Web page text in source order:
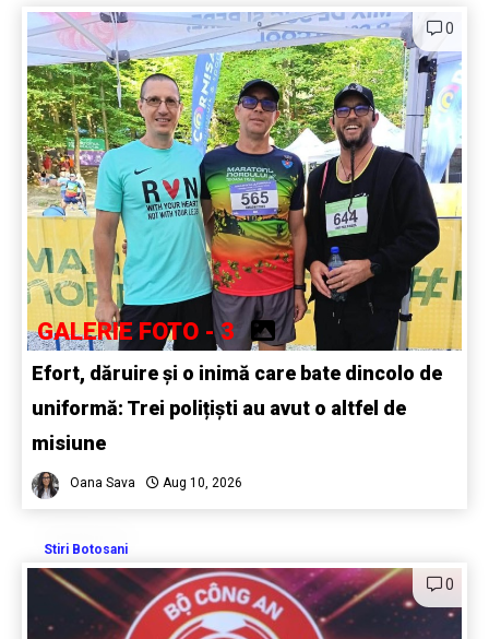
0
GALERIE FOTO - 3
Efort, dăruire și o inimă care bate dincolo de
uniformă: Trei polițiști au avut o altfel de
misiune
Oana Sava Aug 10, 2026
Stiri Botosani
0